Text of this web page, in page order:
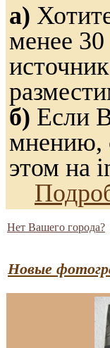
а)
менее
б) Если
мнению,
этом на
Нет Вашего города?
Новые